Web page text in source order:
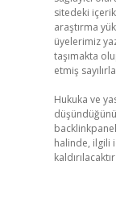
sitedeki
araştırma
üyelerimiz
taşımakta
etmiş
Hukuka ve
halinde, ilgili
kaldırılacaktır.